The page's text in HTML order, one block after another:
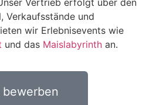
Vertrieb erfolgt über den
Verkaufsstände und
wir Erlebnisevents wie
und das Maislabyrinth an.